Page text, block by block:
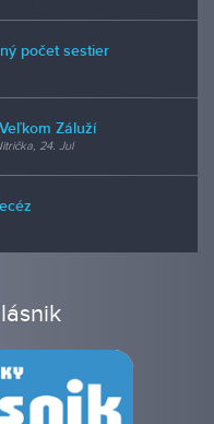
počet sestier
Záluží
24. Jul